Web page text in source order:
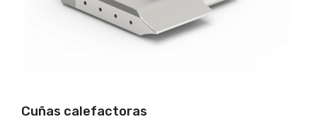
Cuñas calefactoras